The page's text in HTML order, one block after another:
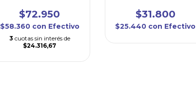
$72.950
$58.360 con Efectivo
3 cuotas sin interés de
$24.316,67
$31.800
$25.440 con Efectivo